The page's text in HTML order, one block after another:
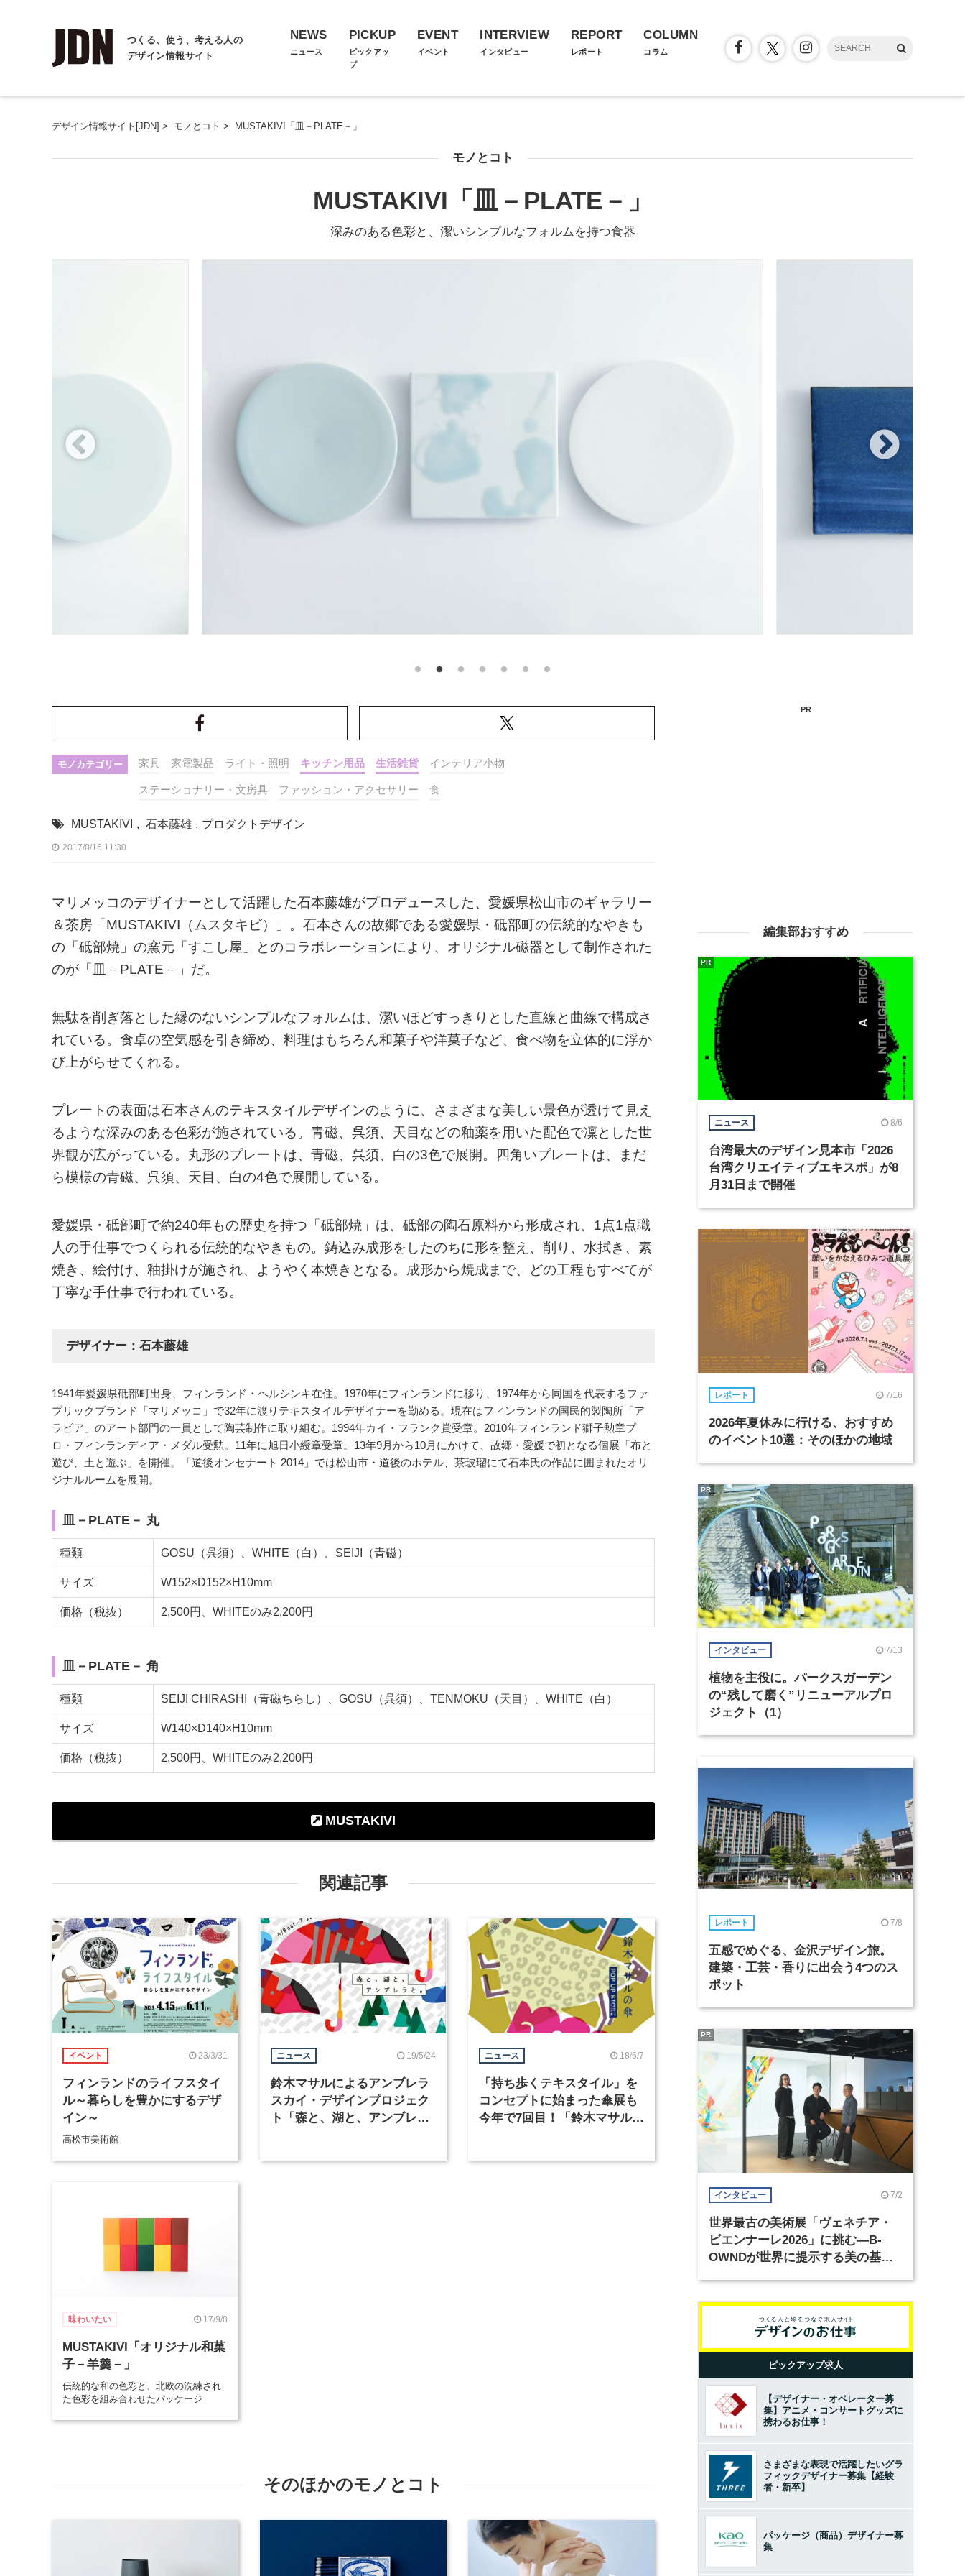
つくる、使う、考える人の
デザイン情報サイト
NEWS
ニュース
PICKUP
ピックアッ
プ
EVENT
イベント
INTERVIEW
インタビュー
REPORT
レポート
COLUMN
コラム
デザイン情報サイト[JDN] > モノとコト > MUSTAKIVI「皿－PLATE－」
モノとコト
MUSTAKIVI「皿－PLATE－」
深みのある色彩と、潔いシンプルなフォルムを持つ食器
モノカテゴリー 家具 家電製品 ライト・照明 キッチン用品 生活雑貨 インテリア小物
ステーショナリー・文房具 ファッション・アクセサリー 食
MUSTAKIVI , 石本藤雄 , プロダクトデザイン
2017/8/16 11:30
マリメッコのデザイナーとして活躍した石本藤雄がプロデュースした、愛媛県松山市のギャラリー
＆茶房「MUSTAKIVI（ムスタキビ）」。石本さんの故郷である愛媛県・砥部町の伝統的なやきも
の「砥部焼」の窯元「すこし屋」とのコラボレーションにより、オリジナル磁器として制作された
のが「皿－PLATE－」だ。
無駄を削ぎ落とした縁のないシンプルなフォルムは、潔いほどすっきりとした直線と曲線で構成さ
れている。食卓の空気感を引き締め、料理はもちろん和菓子や洋菓子など、食べ物を立体的に浮か
び上がらせてくれる。
プレートの表面は石本さんのテキスタイルデザインのように、さまざまな美しい景色が透けて見え
るような深みのある色彩が施されている。青磁、呉須、天目などの釉薬を用いた配色で凜とした世
界観が広がっている。丸形のプレートは、青磁、呉須、白の3色で展開。四角いプレートは、まだ
ら模様の青磁、呉須、天目、白の4色で展開している。
愛媛県・砥部町で約240年もの歴史を持つ「砥部焼」は、砥部の陶石原料から形成され、1点1点職
人の手仕事でつくられる伝統的なやきもの。鋳込み成形をしたのちに形を整え、削り、水拭き、素
焼き、絵付け、釉掛けが施され、ようやく本焼きとなる。成形から焼成まで、どの工程もすべてが
丁寧な手仕事で行われている。
デザイナー：石本藤雄
1941年愛媛県砥部町出身、フィンランド・ヘルシンキ在住。1970年にフィンランドに移り、1974年から同国を代表するファ
ブリックブランド「マリメッコ」で32年に渡りテキスタイルデザイナーを勤める。現在はフィンランドの国民的製陶所「ア
ラビア」のアート部門の一員として陶芸制作に取り組む。1994年カイ・フランク賞受章。2010年フィンランド獅子勲章プ
ロ・フィンランディア・メダル受勲。11年に旭日小綬章受章。13年9月から10月にかけて、故郷・愛媛で初となる個展「布と
遊び、土と遊ぶ」を開催。「道後オンセナート 2014」では松山市・道後のホテル、茶玻瑠にて石本氏の作品に囲まれたオリ
ジナルルームを展開。
皿－PLATE－ 丸
種類 GOSU（呉須）、WHITE（白）、SEIJI（青磁）
サイズ W152×D152×H10mm
価格（税抜） 2,500円、WHITEのみ2,200円
皿－PLATE－ 角
種類 SEIJI CHIRASHI（青磁ちらし）、GOSU（呉須）、TENMOKU（天目）、WHITE（白）
サイズ W140×D140×H10mm
価格（税抜） 2,500円、WHITEのみ2,200円
MUSTAKIVI
関連記事
イベント 23/3/31
フィンランドのライフスタイ
ル～暮らしを豊かにするデザ
イン～
高松市美術館
ニュース 19/5/24
鈴木マサルによるアンブレラ
スカイ・デザインプロジェク
ト「森と、湖と、アンブレラ
ニュース 18/6/7
「持ち歩くテキスタイル」を
コンセプトに始まった傘展も
今年で7回目！「鈴木マサルの
味わいたい 17/9/8
MUSTAKIVI「オリジナル和菓
子－羊羹－」
伝統的な和の色彩と、北欧の洗練され
た色彩を組み合わせたパッケージ
そのほかのモノとコト
PR
編集部おすすめ
ニュース 8/6
台湾最大のデザイン見本市「2026
台湾クリエイティブエキスポ」が8
月31日まで開催
PR
レポート 7/16
2026年夏休みに行ける、おすすめ
のイベント10選：そのほかの地域
インタビュー 7/13
植物を主役に。パークスガーデン
の“残して磨く”リニューアルプロ
ジェクト（1）
PR
レポート 7/8
五感でめぐる、金沢デザイン旅。
建築・工芸・香りに出会う4つのス
ポット
インタビュー 7/2
世界最古の美術展「ヴェネチア・
ビエンナーレ2026」に挑む―B-
OWNDが世界に提示する美の基準
PR
ピックアップ求人
【デザイナー・オペレーター募
集】アニメ・コンサートグッズに
携わるお仕事！
さまざまな表現で活躍したいグラ
フィックデザイナー募集【経験
者・新卒】
パッケージ（商品）デザイナー募
集